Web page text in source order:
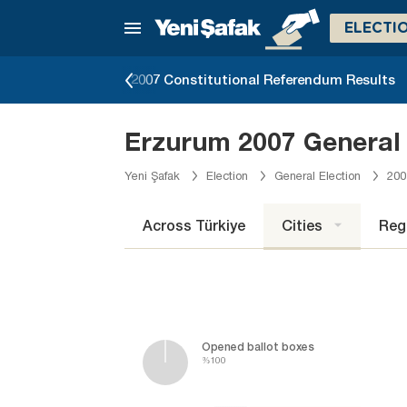
2007 Constitutional Referendum Results
Erzurum 2007
Yeni Şafak Election General Election
Across Türkiye Cities
Opened ballot boxes
%100